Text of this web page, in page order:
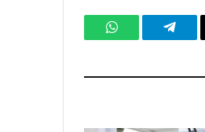
تيلقرام واتساب